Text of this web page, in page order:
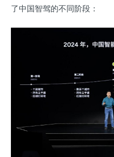
了中国智驾的不同阶段：